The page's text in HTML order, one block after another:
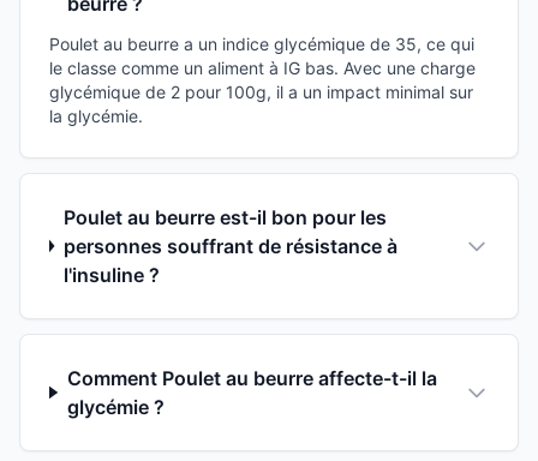
Poulet au beurre a un indice glycémique de 35, ce qui
le classe comme un aliment à IG bas. Avec une charge
glycémique de 2 pour 100g, il a un impact minimal sur
la glycémie.
Poulet au beurre est-il bon pour les
personnes souffrant de résistance à
l'insuline ?
Comment Poulet au beurre affecte-t-il la
glycémie ?